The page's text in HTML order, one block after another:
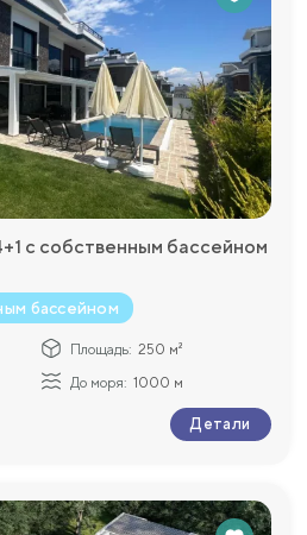
с собственным бассейном
бассейном
Площадь: 250 м²
До моря: 1000 м
Детали